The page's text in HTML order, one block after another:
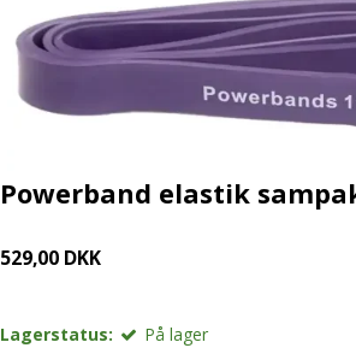
Powerband elastik
529,00 DKK
Lagerstatus: På lager